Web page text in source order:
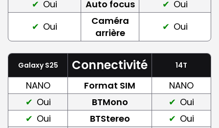
Oui
Auto focus
Oui
Oui
Caméra
arrière
Oui
Galaxy S25 Connectivité 14T
NANO Format SIM
NANO
Oui
BTMono
Oui
Oui
BTStereo
Oui